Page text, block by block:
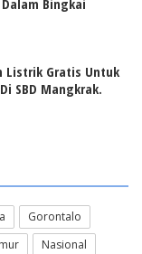
Bingkai
Listrik Gratis Untuk
SBD Mangkrak.
Gorontalo
Nasional